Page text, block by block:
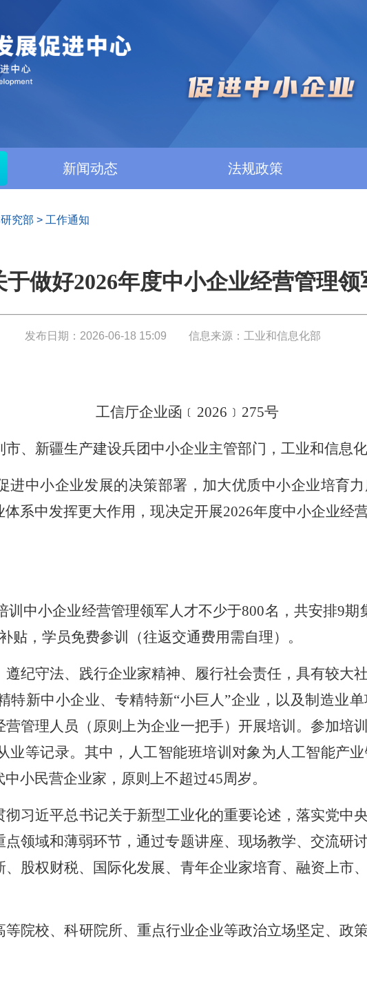
新闻动态 法规政策
究部 > 工作通知
做好2026年度中小企业经营管理
发布日期：2026-06-18 15:09 信息来源：工业和信息化部
工信厅企业函﹝2026﹞275号
、新疆生产建设兵团中小企业主管部门，工业和信息
进中小企业发展的决策部署，加大优质中小企业培育
系中发挥更大作用，现决定开展2026年度中小企业经
训中小企业经营管理领军人才不少于800名，共安排9
贴，学员免费参训（往返交通费用需自理）。
遵纪守法、践行企业家精神、履行社会责任，具有较大
特新中小企业、专精特新“小巨人”企业，以及制造业
管理人员（原则上为企业一把手）开展培训。参加培
业等记录。其中，人工智能班培训对象为人工智能产
小民营企业家，原则上不超过45周岁。
彻习近平总书记关于新型工业化的重要论述，落实党中
领域和薄弱环节，通过专题讲座、现场教学、交流研
股权财税、国际化发展、青年企业家培育、融资上市
等院校、科研院所、重点行业企业等政治立场坚定、政